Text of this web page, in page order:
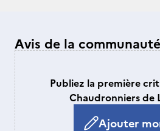
Avis de la communauté
Publiez la première
Chaudronniers de
Ajouter